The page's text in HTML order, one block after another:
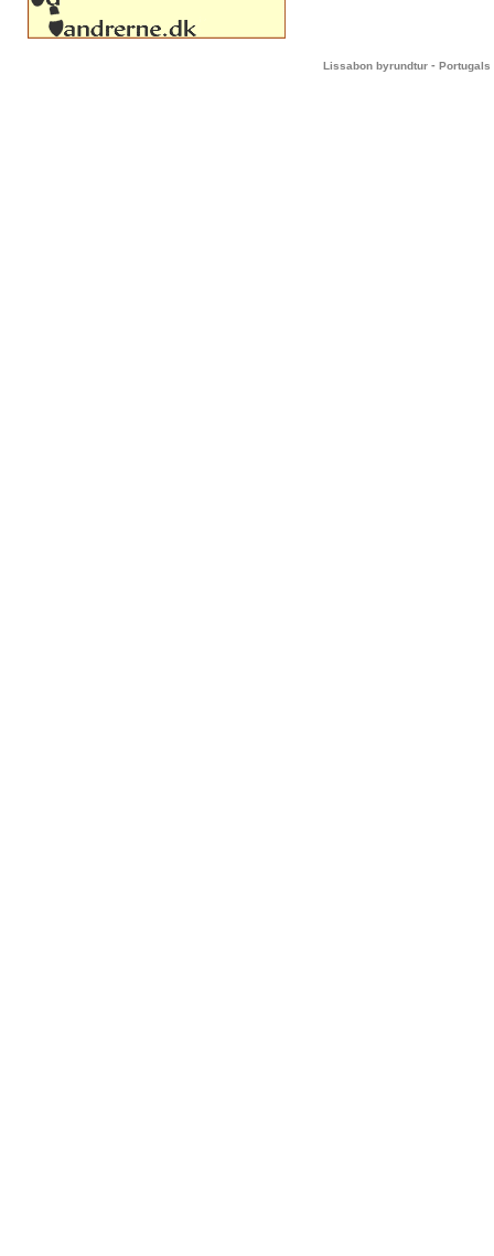
Lissabon byrundtur - Portugals